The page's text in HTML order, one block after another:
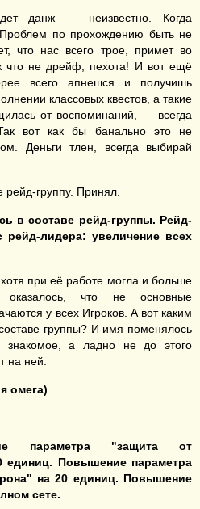
данж — неизвестно. Когда
по прохождению быть не
что нас всего трое, примет во
что не дрейф, пехота! И вот ещё
всего апнешся и получишь
классовых квестов, а такие
от воспоминаний, — всегда
вот как бы банально это не
Деньги тлен, всегда выбирай
группу. Принял.
в составе рейд-группы. Рейд-
рейд-лидера: увеличение всех
при её работе могла и больше
оказалось, что не основные
у всех Игроков. А вот каким
группы? И имя поменялось
а ладно не до этого
на ней.
омега)
параметра "защита от
единиц. Повышение параметра
" на 20 единиц. Повышение
сете.